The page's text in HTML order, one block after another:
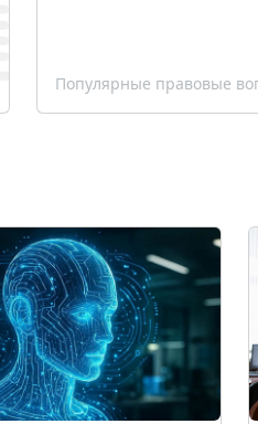
Популярные правовые